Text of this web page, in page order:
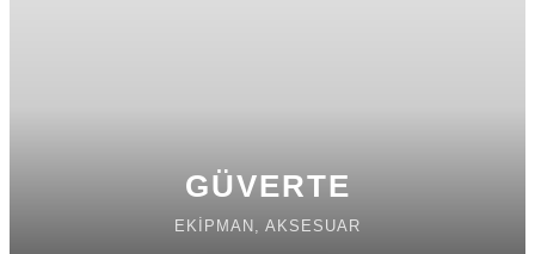
GÜVERTE
EKİPMAN, AKSESUAR